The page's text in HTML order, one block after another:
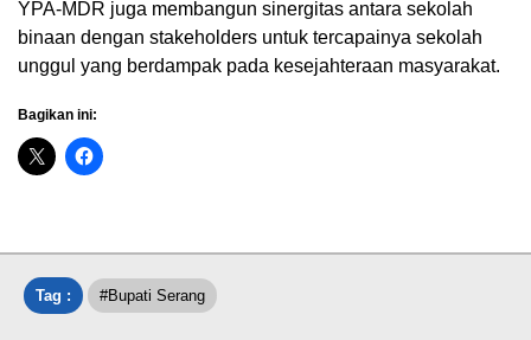
YPA-MDR juga membangun sinergitas antara sekolah
binaan dengan stakeholders untuk tercapainya sekolah
unggul yang berdampak pada kesejahteraan masyarakat.
Bagikan ini:
Tag : #bupati Serang